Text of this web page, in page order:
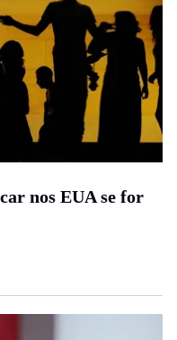
nos EUA se for